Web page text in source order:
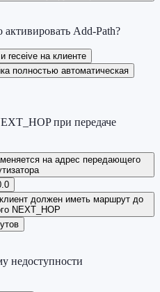
Add-Path?
receive на клиенте
полностью автоматическая
при передаче
на адрес передающего
должен иметь маршрут до
NEXT_HOP
недоступности